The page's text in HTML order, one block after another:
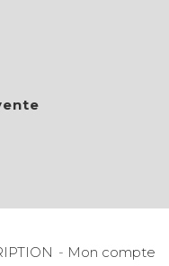
Mon compte